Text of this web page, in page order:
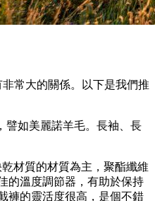
常大的關係。以下是我們推
譬如美麗諾羊毛。長袖、長
材質的材質為主，聚酯纖維
的溫度調節器，有助於保持
褲的靈活度很高，是個不錯